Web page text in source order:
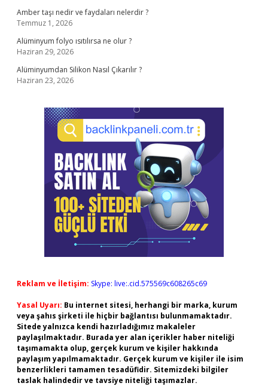
Amber taşı nedir ve faydaları nelerdir ?
Temmuz 1, 2026
Alüminyum folyo ısıtılırsa ne olur ?
Haziran 29, 2026
Alüminyumdan Silikon Nasıl Çıkarılır ?
Haziran 23, 2026
Reklam ve İletişim: Skype: live:.cid.575569c608265c69
Yasal Uyarı: Bu internet sitesi, herhangi bir marka, kurum
veya şahıs şirketi ile hiçbir bağlantısı bulunmamaktadır.
Sitede yalnızca kendi hazırladığımız makaleler
paylaşılmaktadır. Burada yer alan içerikler haber niteliği
taşımamakta olup, gerçek kurum ve kişiler hakkında
paylaşım yapılmamaktadır. Gerçek kurum ve kişiler ile isim
benzerlikleri tamamen tesadüfidir. Sitemizdeki bilgiler
taslak halindedir ve tavsiye niteliği taşımazlar.